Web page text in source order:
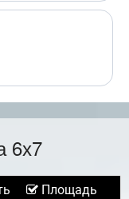
6х7
Площадь